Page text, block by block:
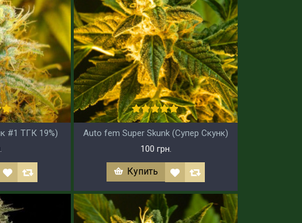
#1 ТГК 19%)
Auto fem Super Skunk (Супер Скунк)
100 грн.
Купить